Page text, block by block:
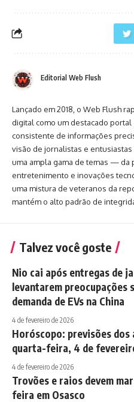
Editorial Web Flush
Lançado em 2018, o Web Flush
digital como um destacado
consistente de informações
visão de jornalistas e
uma ampla gama de temas — da
entretenimento e inovações
uma mistura de veteranos da
mantém o alto padrão de
Talvez você goste
Nio cai após entregas de
levantarem preocupações
demanda de EVs na China
4 de fevereiro de 2026
Horóscopo: previsões dos
quarta-feira, 4 de
4 de fevereiro de 2026
Trovões e raios devem
feira em Osasco